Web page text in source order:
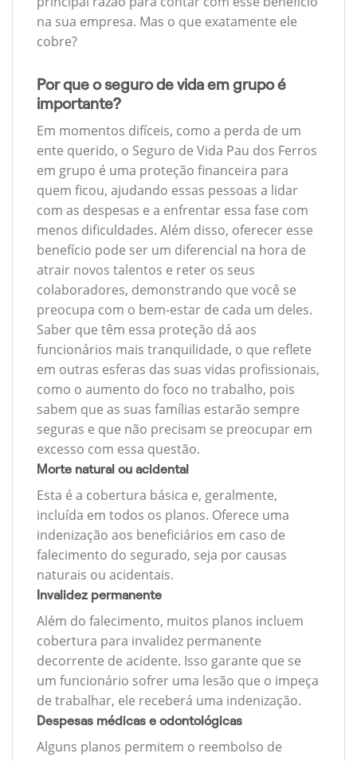
na sua empresa. Mas o que exatamente ele
cobre?
Por que o seguro de vida em grupo é
importante?
Em momentos difíceis, como a perda de um
ente querido, o Seguro de Vida Pau dos Ferros
em grupo é uma proteção financeira para
quem ficou, ajudando essas pessoas a lidar
com as despesas e a enfrentar essa fase com
menos dificuldades. Além disso, oferecer esse
benefício pode ser um diferencial na hora de
atrair novos talentos e reter os seus
colaboradores, demonstrando que você se
preocupa com o bem-estar de cada um deles.
Saber que têm essa proteção dá aos
funcionários mais tranquilidade, o que reflete
em outras esferas das suas vidas profissionais,
como o aumento do foco no trabalho, pois
sabem que as suas famílias estarão sempre
seguras e que não precisam se preocupar em
excesso com essa questão.
Morte natural ou acidental
Esta é a cobertura básica e, geralmente,
incluída em todos os planos. Oferece uma
indenização aos beneficiários em caso de
falecimento do segurado, seja por causas
naturais ou acidentais.
Invalidez permanente
Além do falecimento, muitos planos incluem
cobertura para invalidez permanente
decorrente de acidente. Isso garante que se
um funcionário sofrer uma lesão que o impeça
de trabalhar, ele receberá uma indenização.
Despesas médicas e odontológicas
Alguns planos permitem o reembolso de